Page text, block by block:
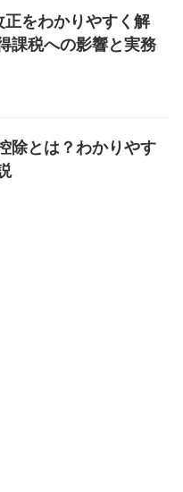
をわかりやすく解
課税への影響と実務
除とは？わかりやす